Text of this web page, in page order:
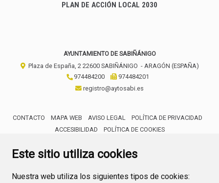
Este sitio utiliza cookies
Nuestra web utiliza los siguientes tipos de cookies:
PLAN DE ACCIÓN LOCAL 2030
AYUNTAMIENTO DE SABIÑÁNIGO
Plaza de España, 2 22600 SABIÑÁNIGO - ARAGÓN (ESPAÑA)
974484200
974484201
registro@aytosabi.es
CONTACTO MAPA WEB AVISO LEGAL
POLÍTICA DE PRIVACIDAD
ACCESIBILIDAD
POLÍTICA DE COOKIES